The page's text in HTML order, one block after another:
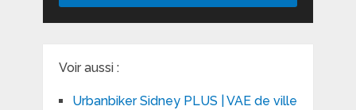
Voir aussi :
Urbanbiker Sidney PLUS | VAE de ville